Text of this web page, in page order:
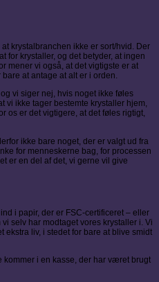
krystalbranchen ikke er sort/hvid. Der
for krystaller, og det betyder, at ingen
mener vi også, at det vigtigste er at
at antage at alt er i orden.
vi siger nej, hvis noget ikke føles
vi ikke tager bestemte krystaller hjem,
os er det vigtigere, at det føles rigtigt,
ikke bare noget, der er valgt ud fra
for menneskerne bag, for processen
er en del af det, vi gerne vil give
i papir, der er FSC-certificeret – eller
selv har modtaget vores krystaller i. Vi
ekstra liv, i stedet for bare at blive smidt
kommer i en kasse, der har været brugt